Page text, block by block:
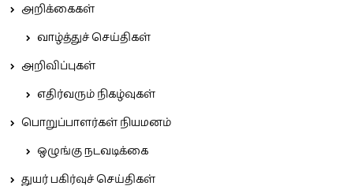
அறிக்கைகள்
வாழ்த்துச் செய்திகள்
அறிவிப்புகள்
எதிர்வரும் நிகழ்வுகள்
பொறுப்பாளர்கள் நியமனம்
ஒழுங்கு நடவடிக்கை
துயர் பகிர்வுச் செய்திகள்